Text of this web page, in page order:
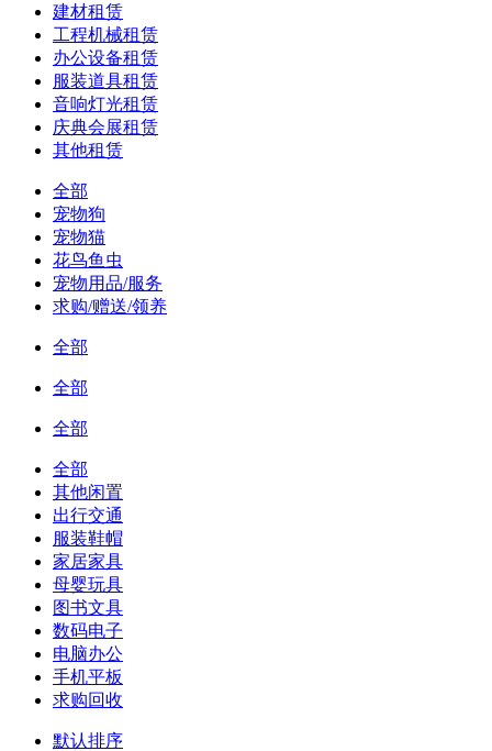
建材租赁
工程机械租赁
办公设备租赁
服装道具租赁
音响灯光租赁
庆典会展租赁
其他租赁
全部
宠物狗
宠物猫
花鸟鱼虫
宠物用品/服务
求购/赠送/领养
全部
全部
全部
全部
其他闲置
出行交通
服装鞋帽
家居家具
母婴玩具
图书文具
数码电子
电脑办公
手机平板
求购回收
默认排序